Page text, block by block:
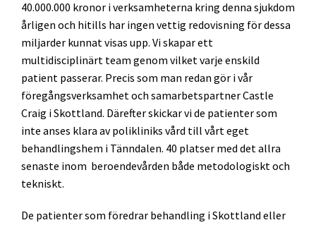
40.000.000 kronor i verksamheterna kring denna sjukdom
årligen och hitills har ingen vettig redovisning för dessa
miljarder kunnat visas upp. Vi skapar ett
multidisciplinärt team genom vilket varje enskild
patient passerar. Precis som man redan gör i vår
föregångsverksamhet och samarbetspartner Castle
Craig i Skottland. Därefter skickar vi de patienter som
inte anses klara av polikliniks vård till vårt eget
behandlingshem i Tänndalen. 40 platser med det allra
senaste inom beroendevården både metodologiskt och
tekniskt.
De patienter som föredrar behandling i Skottland eller